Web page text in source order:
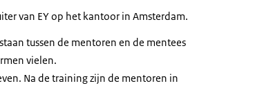
van EY op het kantoor in Amsterdam.
tussen de mentoren en de mentees
vielen.
Na de training zijn de mentoren in